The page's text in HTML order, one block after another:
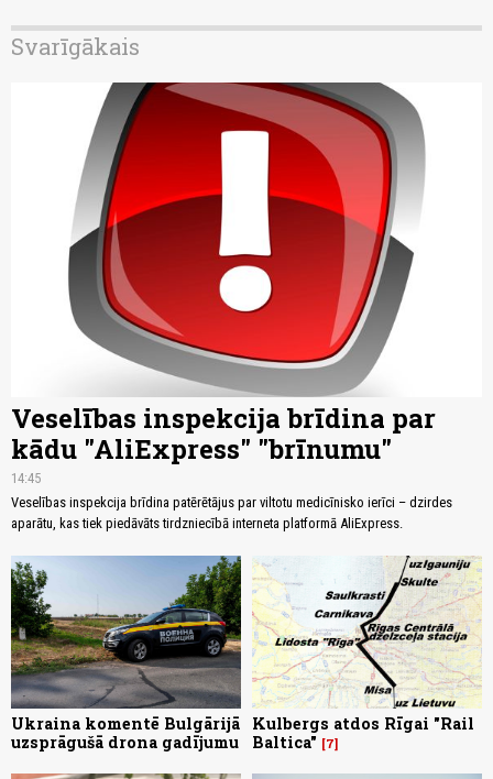
Svarīgākais
Veselības inspekcija brīdina par
kādu "AliExpress" "brīnumu"
14:45
Veselības inspekcija brīdina patērētājus par viltotu medicīnisko ierīci – dzirdes
aparātu, kas tiek piedāvāts tirdzniecībā interneta platformā AliExpress.
Ukraina komentē Bulgārijā
uzsprāgušā drona gadījumu
Kulbergs atdos Rīgai "Rail
Baltica"
7